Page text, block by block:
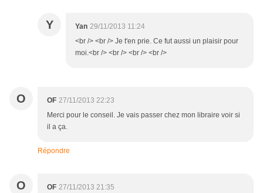
Y Yan 29/11/2013 11:24
<br /> <br /> Je t'en prie. Ce fut aussi un plaisir pour
moi.<br /> <br /> <br /> <br />
O OF 27/11/2013 22:23
Merci pour le conseil. Je vais passer chez mon libraire voir si
il a ça.
Répondre
O OF 27/11/2013 21:35